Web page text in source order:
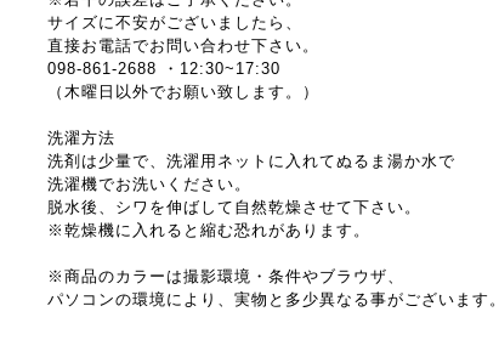
サイズに不安がございましたら、
直接お電話でお問い合わせ下さい。
098-861-2688 ・12:30~17:30
（木曜日以外でお願い致します。）
洗濯方法
洗剤は少量で、洗濯用ネットに入れてぬるま湯か水で
洗濯機でお洗いください。
脱水後、シワを伸ばして自然乾燥させて下さい。
※乾燥機に入れると縮む恐れがあります。
※商品のカラーは撮影環境・条件やブラウザ、
パソコンの環境により、実物と多少異なる事がございます。